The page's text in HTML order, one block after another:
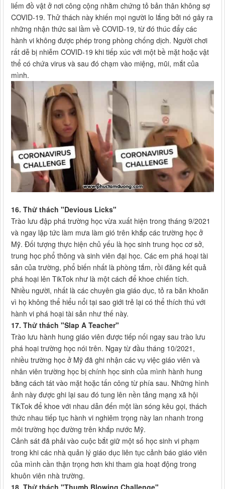
liếm đồ vật ở nơi công cộng nhằm chứng tỏ bản thân không sợ
COVID-19. Thử thách này khiến mọi người lo lắng bởi nó gây ra
những nhận thức sai lầm về COVID-19, từ đó thúc đẩy các
hành vi không được phép trong phòng chống dịch. Người chơi
rất dễ bị nhiễm COVID-19 khi tiếp xúc với một bề mặt hoặc vật
thể có chứa virus và sau đó chạm vào miệng, mũi, mắt của
mình.
16. Thử thách "Devious Licks"
Trào lưu đập phá trường học vừa xuất hiện trong tháng 9/2021
và ngay lập tức làm mưa làm gió trên khắp các trường học ở
Mỹ. Đối tượng thực hiện chủ yếu là học sinh trung học cơ sở,
trung học phổ thông và sinh viên đại học. Các em phá hoại tài
sản của trường, phổ biến nhất là phòng tắm, rồi đăng kết quả
phá hoại lên TikTok như là một cách để khoe chiến tích.
Nhiều người, nhất là các chuyên gia giáo dục, tỏ ra băn khoăn
vì họ không thể hiểu nổi tại sao giới trẻ lại có thể thích thú với
hành vi phá hoại tài sản như thế này.
17. Thử thách "Slap A Teacher"
Trào lưu hành hung giáo viên được tiếp nối ngay sau trào lưu
phá hoại trường học nói trên. Ngay từ đầu tháng 10/2021,
nhiều trường học ở Mỹ đã ghi nhận các vụ việc giáo viên và
nhân viên trường học bị chính học sinh của mình hành hung
bằng cách tát vào mặt hoặc tấn công từ phía sau. Những hình
ảnh này được ghi lại sau đó tung lên nền tảng mạng xã hội
TikTok để khoe với nhau dẫn đến một làn sóng kêu gọi, thách
thức nhau tiếp tục hành vi nghiêm trọng này lan nhanh trong
môi trường học đường trên khắp nước Mỹ.
Cảnh sát đã phải vào cuộc bắt giữ một số học sinh vi phạm
trong khi các nhà quản lý giáo dục liên tục cảnh báo giáo viên
của mình cần thận trọng hơn khi tham gia hoạt động trong
khuôn viên nhà trường.